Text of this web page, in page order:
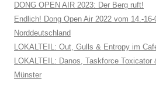
DONG OPEN AIR 2023: Der Berg ruft!
Endlich! Dong Open Air 2022 vom 14.-
Norddeutschland
LOKALTEIL: Out, Gulls & Entropy im
LOKALTEIL: Danos, Taskforce Toxicator
Münster